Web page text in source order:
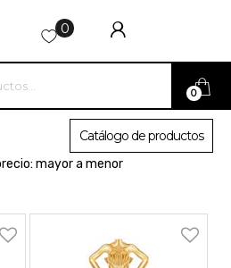
0
0
Catálogo de productos